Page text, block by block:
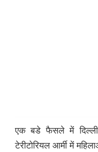
एक बडे फैसले में दिल्ली
टेरीटोरियल आर्मी में